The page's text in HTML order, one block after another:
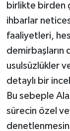
birlikte birden
ihbarlar
faaliyetleri,
demirbaşların
usulsüzlükler
detaylı bir
Bu sebeple
sürecin özel